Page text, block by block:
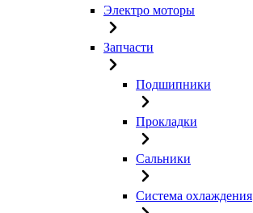
Электро моторы
Запчасти
Подшипники
Прокладки
Сальники
Система охлаждения